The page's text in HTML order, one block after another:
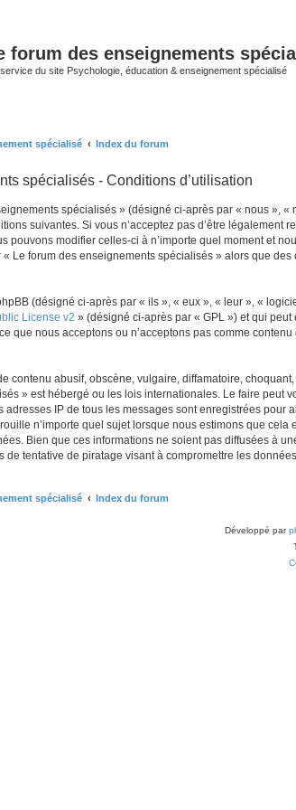
forum des enseignements
du site Psychologie, éducation & enseignement spécialisé
spécialisé Index du forum
spécialisés - Conditions d’utilisation
spécialisés » (désigné ci-après par « nous »,
suivantes. Si vous n’acceptez pas d’être légalement
pouvons modifier celles-ci à n’importe quel moment et
« Le forum des enseignements spécialisés » alors que
(désigné ci-après par « ils », « eux », « leur », «
License v2 » (désigné ci-après par « GPL ») et qui
que nous acceptons ou n’acceptons pas comme
contenu abusif, obscène, vulgaire, diffamatoire,
» est hébergé ou les lois internationales. Le faire peut
IP de tous les messages sont enregistrées
n’importe quel sujet lorsque nous estimons que
Bien que ces informations ne soient pas diffusées à
de tentative de piratage visant à compromettre les données.
spécialisé Index du forum
Développé par